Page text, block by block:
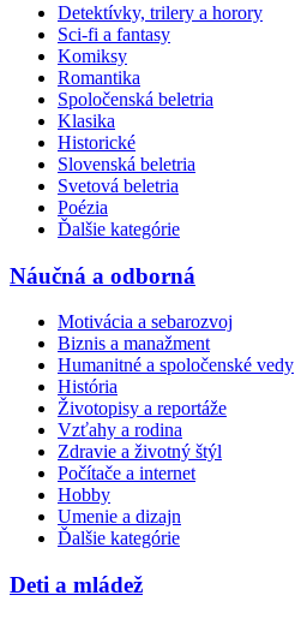
Detektívky, trilery a horory
Sci-fi a fantasy
Komiksy
Romantika
Spoločenská beletria
Klasika
Historické
Slovenská beletria
Svetová beletria
Poézia
Ďalšie kategórie
Náučná a odborná
Motivácia a sebarozvoj
Biznis a manažment
Humanitné a spoločenské vedy
História
Životopisy a reportáže
Vzťahy a rodina
Zdravie a životný štýl
Počítače a internet
Hobby
Umenie a dizajn
Ďalšie kategórie
Deti a mládež